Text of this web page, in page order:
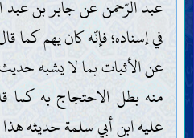
عبد الرّحمن عن جابر بن عبد
في إسناده؛ فإنّه كان يهم كما
عن الأثبات بما لا يشبه
منه بطل الاحتجاج به كما
عليه ابن أبي سلمة حديثه